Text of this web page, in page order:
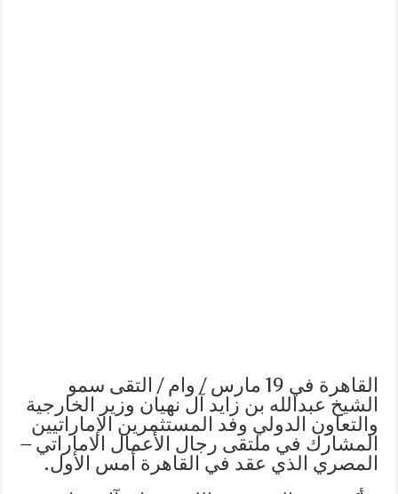
القاهرة في 19 مارس / وام / التقى سمو
الشيخ عبدالله بن زايد آل نهيان وزير الخارجية
والتعاون الدولي وفد المستثمرين الإماراتيين
المشارك في ملتقى رجال الأعمال الاماراتي –
المصري الذي عقد في القاهرة أمس الأول.